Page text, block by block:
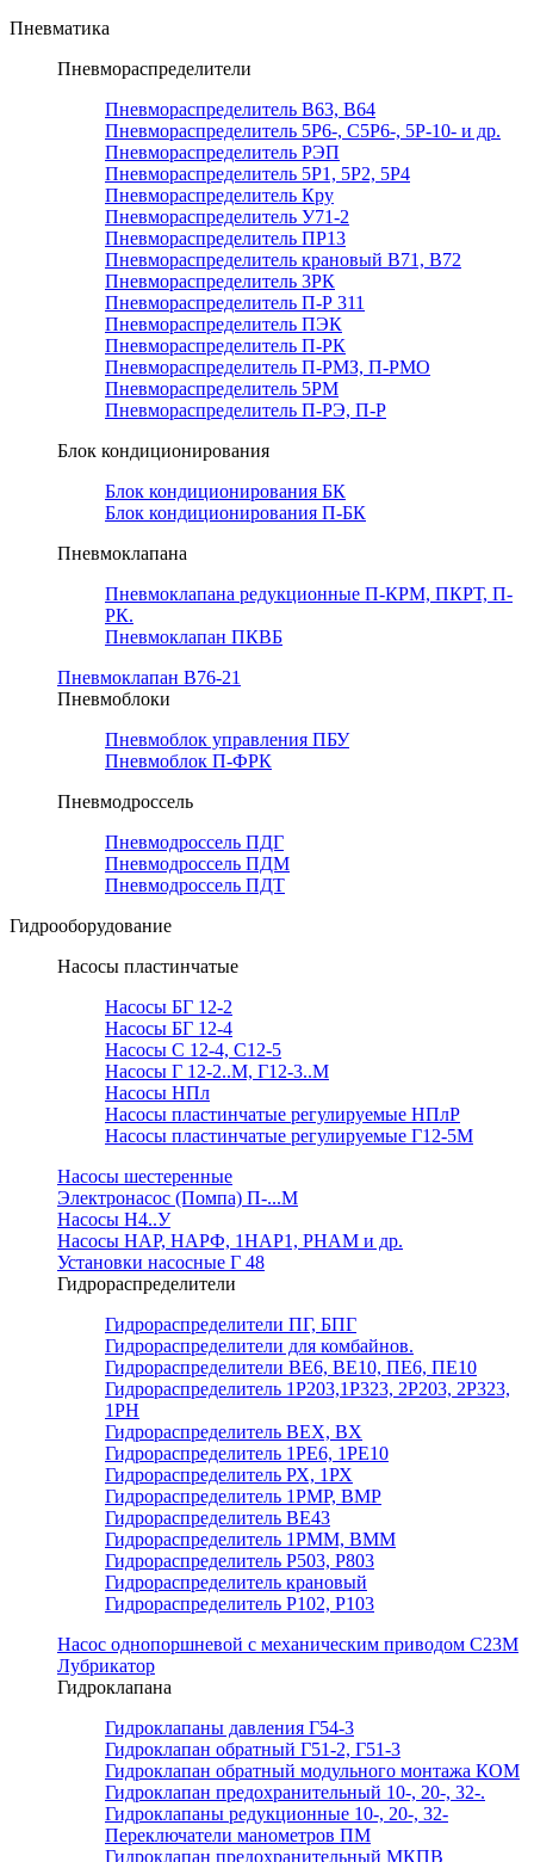
Пневматика
Пневмораспределители
Пневмораспределитель В63, В64
Пневмораспределитель 5Р6-, С5Р6-, 5Р-10- и др.
Пневмораспределитель РЭП
Пневмораспределитель 5Р1, 5Р2, 5Р4
Пневмораспределитель Кру
Пневмораспределитель У71-2
Пневмораспределитель ПР13
Пневмораспределитель крановый В71, В72
Пневмораспределитель 3РК
Пневмораспределитель П-Р 311
Пневмораспределитель ПЭК
Пневмораспределитель П-РК
Пневмораспределитель П-РМЗ, П-РМО
Пневмораспределитель 5РМ
Пневмораспределитель П-РЭ, П-Р
Блок кондиционирования
Блок кондиционирования БК
Блок кондиционирования П-БК
Пневмоклапана
Пневмоклапана редукционные П-КРМ, ПКРТ, П-
РК.
Пневмоклапан ПКВБ
Пневмоклапан В76-21
Пневмоблоки
Пневмоблок управления ПБУ
Пневмоблок П-ФРК
Пневмодроссель
Пневмодроссель ПДГ
Пневмодроссель ПДМ
Пневмодроссель ПДТ
Гидрооборудование
Насосы пластинчатые
Насосы БГ 12-2
Насосы БГ 12-4
Насосы С 12-4, С12-5
Насосы Г 12-2..М, Г12-3..М
Насосы НПл
Насосы пластинчатые регулируемые НПлР
Насосы пластинчатые регулируемые Г12-5М
Насосы шестеренные
Электронасос (Помпа) П-...М
Насосы Н4..У
Насосы НАР, НАРФ, 1НАР1, РНАМ и др.
Установки насосные Г 48
Гидрораспределители
Гидрораспределители ПГ, БПГ
Гидрораспределители для комбайнов.
Гидрораспределители ВЕ6, ВЕ10, ПЕ6, ПЕ10
Гидрораспределитель 1Р203,1Р323, 2Р203, 2Р323,
1РН
Гидрораспределитель ВЕХ, ВХ
Гидрораспределитель 1РЕ6, 1РЕ10
Гидрораспределитель РХ, 1РХ
Гидрораспределитель 1РМР, ВМР
Гидрораспределитель ВЕ43
Гидрораспределитель 1РММ, ВММ
Гидрораспределитель Р503, Р803
Гидрораспределитель крановый
Гидрораспределитель Р102, Р103
Насос однопоршневой с механическим приводом С23М
Лубрикатор
Гидроклапана
Гидроклапаны давления Г54-3
Гидроклапан обратный Г51-2, Г51-3
Гидроклапан обратный модульного монтажа КОМ
Гидроклапан предохранительный 10-, 20-, 32-.
Гидроклапаны редукционные 10-, 20-, 32-
Переключатели манометров ПМ
Гидроклапан предохранительный МКПВ